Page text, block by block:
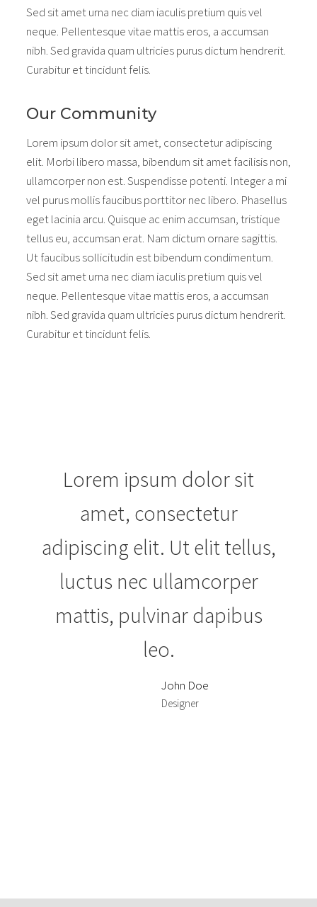
Sed sit amet urna nec diam iaculis pretium quis vel
neque. Pellentesque vitae mattis eros, a accumsan
nibh. Sed gravida quam ultricies purus dictum hendrerit.
Curabitur et tincidunt felis.
Our Community
Lorem ipsum dolor sit amet, consectetur adipiscing
elit. Morbi libero massa, bibendum sit amet facilisis non,
ullamcorper non est. Suspendisse potenti. Integer a mi
vel purus mollis faucibus porttitor nec libero. Phasellus
eget lacinia arcu. Quisque ac enim accumsan, tristique
tellus eu, accumsan erat. Nam dictum ornare sagittis.
Ut faucibus sollicitudin est bibendum condimentum.
Sed sit amet urna nec diam iaculis pretium quis vel
neque. Pellentesque vitae mattis eros, a accumsan
nibh. Sed gravida quam ultricies purus dictum hendrerit.
Curabitur et tincidunt felis.
Lorem ipsum dolor sit
amet, consectetur
adipiscing elit. Ut elit tellus,
luctus nec ullamcorper
mattis, pulvinar dapibus
leo.
John Doe
Designer